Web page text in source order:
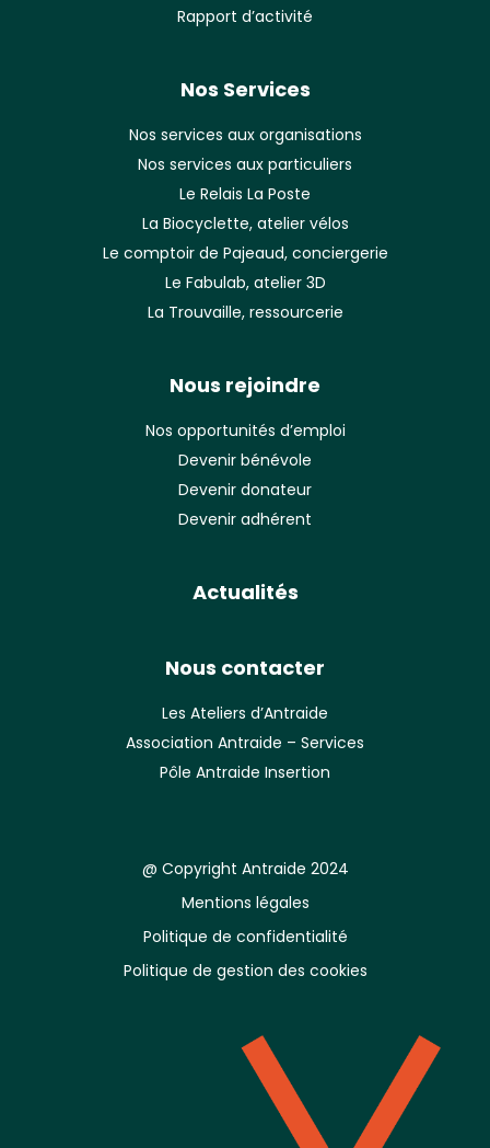
Rapport d’activité
Nos Services
Nos services aux organisations
Nos services aux particuliers
Le Relais La Poste
La Biocyclette, atelier vélos
Le comptoir de Pajeaud, conciergerie
Le Fabulab, atelier 3D
La Trouvaille, ressourcerie
Nous rejoindre
Nos opportunités d’emploi
Devenir bénévole
Devenir donateur
Devenir adhérent
Actualités
Nous contacter
Les Ateliers d’Antraide
Association Antraide – Services
Pôle Antraide Insertion
@ Copyright Antraide 2024
Mentions légales
Politique de confidentialité
Politique de gestion des cookies